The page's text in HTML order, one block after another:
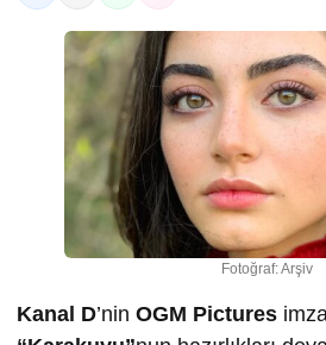
Fotoğraf: Arşiv
Kanal D’nin OGM Pictures